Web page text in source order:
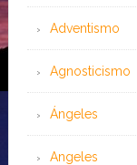
Adventismo
Agnosticismo
Ángeles
Angeles